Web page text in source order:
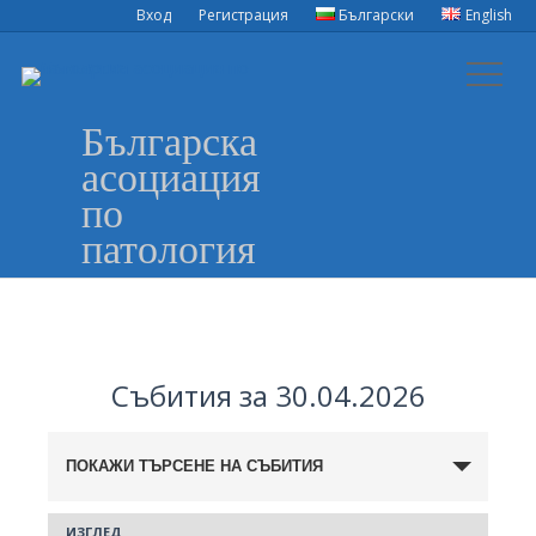
Вход Регистрация Български English
Българска
асоциация
по
патология
Събития за 30.04.2026
Събития
ПОКАЖИ ТЪРСЕНЕ НА СЪБИТИЯ
ИЗГЛЕД